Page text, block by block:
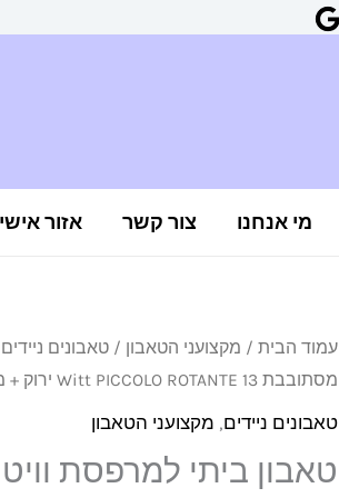
מי אנחנו צור קשר אזור אישי
עמוד הבית / מקצועני הטאבון / טאבונים ניידים
מסתובבת Witt PICCOLO ROTANTE 13 ירוק + מתנות
טאבונים ניידים, מקצועני הטאבון
טאבון ביתי למרפסת וויט
כמות
של
טאבון
למרפסת